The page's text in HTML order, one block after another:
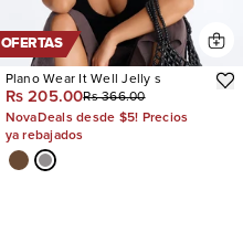
OFERTAS
Plano Wear It Well Jelly s
Rs 205.00Rs 366.00
NovaDeals desde $5! Precios
ya rebajados